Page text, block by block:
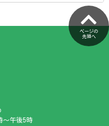
ページの
先頭へ
～午後5時